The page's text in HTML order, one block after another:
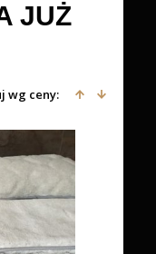
JUŻ
wg ceny: